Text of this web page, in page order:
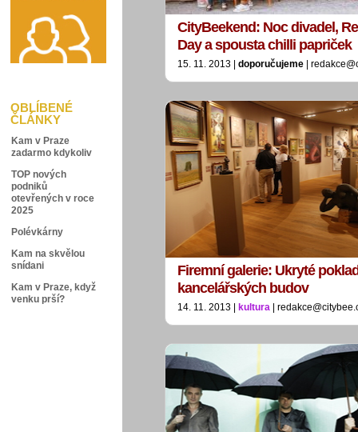
OBLÍBENÉ
ČLÁNKY
Kam v Praze
zadarmo kdykoliv
TOP nových
podniků
otevřených v roce
2025
Polévkárny
Kam na skvělou
snídani
Kam v Praze, když
venku prší?
CityBeekend: Noc divadel,
Day a spousta chilli papriček
15. 11. 2013 | doporučujeme |
Firemní galerie: Ukryté
kancelářských budov
14. 11. 2013 | kultura |